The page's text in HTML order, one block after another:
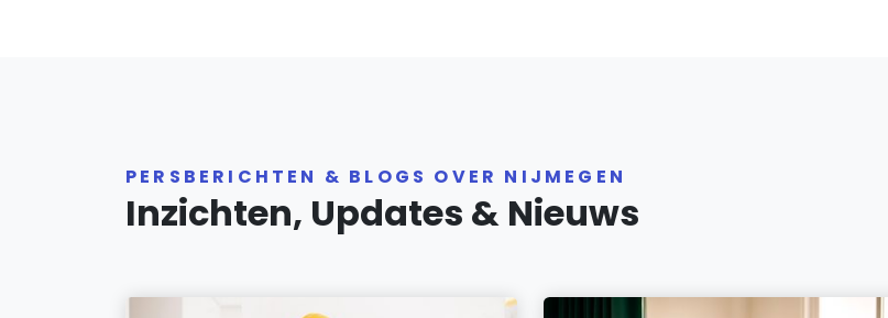
PERSBERICHTEN & BLOGS OVER NIJMEGEN
Inzichten, Updates & Nieuws